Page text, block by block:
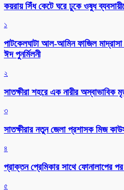
কয়রায় সিঁধ কেটে ঘরে ঢুকে ওষুধ
১
পাটকেলঘাটা আল-আমিন ফাজিল
ঈদ পুনর্মিলনী
২
সাতক্ষীরা শহরে এক নারীর অস্বাভাবিক
৩
সাতক্ষীরার নতুন জেলা প্রশাসক মিজ
৪
প্রাক্তন প্রেমিকার সাথে ফোনালাপের
৫